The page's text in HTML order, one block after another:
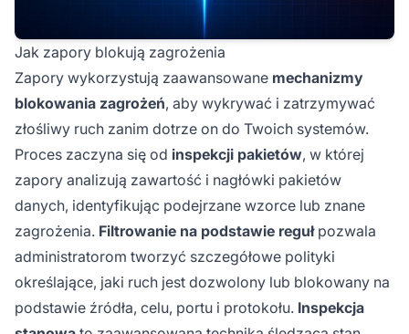
Jak zapory blokują zagrożenia
Zapory wykorzystują zaawansowane mechanizmy
blokowania zagrożeń, aby wykrywać i zatrzymywać
złośliwy ruch zanim dotrze on do Twoich systemów.
Proces zaczyna się od inspekcji pakietów, w której
zapory analizują zawartość i nagłówki pakietów
danych, identyfikując podejrzane wzorce lub znane
zagrożenia. Filtrowanie na podstawie regułpozwala
administratorom tworzyć szczegółowe polityki
określające, jaki ruch jest dozwolony lub blokowany na
podstawie źródła, celu, portu i protokołu. Inspekcja